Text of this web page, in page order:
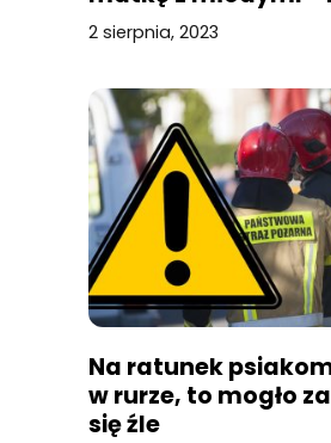
2 sierpnia, 2023
Na ratunek
w rurze, to mogło
się źle